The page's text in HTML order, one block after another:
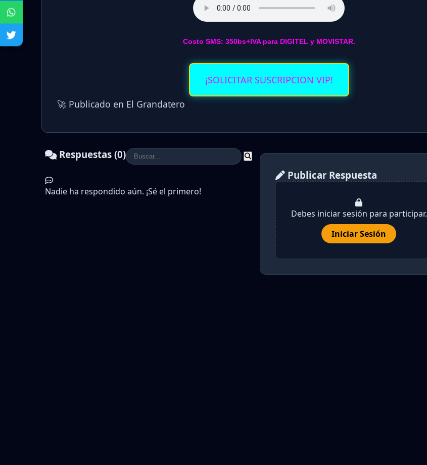
Costo SMS: 350bs+IVA para DIGITEL y MOVISTAR.
¡SOLICITAR SUSCRIPCION VIP!
🚀 Publicado en El Grandatero
Respuestas (0)
Nadie ha respondido aún. ¡Sé el primero!
Publicar Respuesta
Debes iniciar sesión para participar.
Iniciar Sesión